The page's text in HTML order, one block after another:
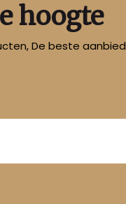
hoogte
De beste